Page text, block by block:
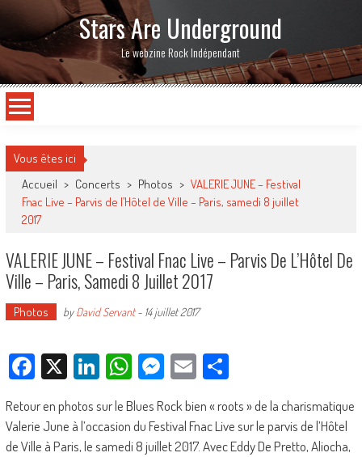
Stars Are Underground
Le webzine Rock Indépendant
Vous êtes ici
Accueil > Concerts > Photos > VALERIE JUNE – Festival
Fnac Live – Parvis de l’Hôtel de Ville – Paris, samedi 8 juillet
2017
VALERIE JUNE – Festival Fnac Live – Parvis De L’Hôtel De
Ville – Paris, Samedi 8 Juillet 2017
Photos byDavid Servant- 14 juillet 2017
Facebook
X LinkedIn
WhatsApp
Messenger
EmailPartager
Retour en photos sur le Blues Rock bien « roots » de la charismatique
Valerie June à l’occasion du Festival Fnac Live sur le parvis de l’Hôtel
de Ville à Paris, le samedi 8 juillet 2017. Avec Eddy De Pretto, Aliocha,